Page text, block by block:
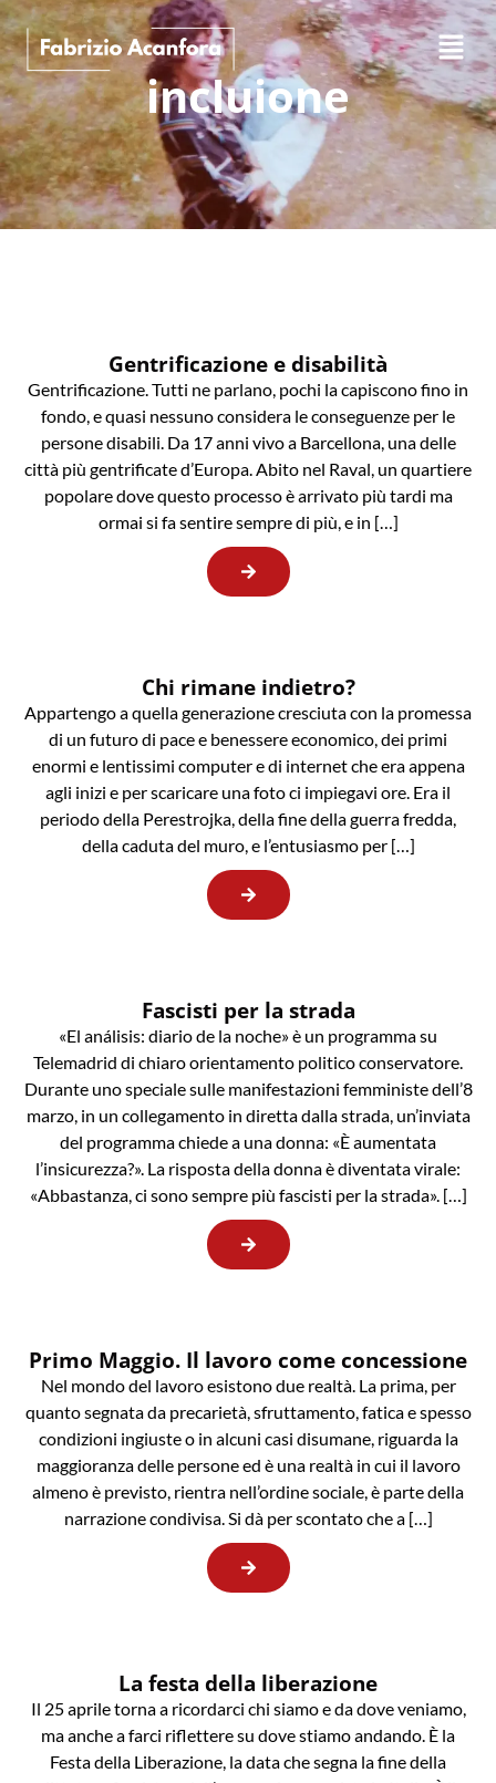
incluione
Gentrificazione e disabilità
Gentrificazione. Tutti ne parlano, pochi la capiscono fino in
fondo, e quasi nessuno considera le conseguenze per le
persone disabili. Da 17 anni vivo a Barcellona, una delle
città più gentrificate d’Europa. Abito nel Raval, un quartiere
popolare dove questo processo è arrivato più tardi ma
ormai si fa sentire sempre di più, e in […]
Chi rimane indietro?
Appartengo a quella generazione cresciuta con la promessa
di un futuro di pace e benessere economico, dei primi
enormi e lentissimi computer e di internet che era appena
agli inizi e per scaricare una foto ci impiegavi ore. Era il
periodo della Perestrojka, della fine della guerra fredda,
della caduta del muro, e l’entusiasmo per […]
Fascisti per la strada
«El análisis: diario de la noche» è un programma su
Telemadrid di chiaro orientamento politico conservatore.
Durante uno speciale sulle manifestazioni femministe dell’8
marzo, in un collegamento in diretta dalla strada, un’inviata
del programma chiede a una donna: «È aumentata
l’insicurezza?». La risposta della donna è diventata virale:
«Abbastanza, ci sono sempre più fascisti per la strada». […]
Primo Maggio. Il lavoro come concessione
Nel mondo del lavoro esistono due realtà. La prima, per
quanto segnata da precarietà, sfruttamento, fatica e spesso
condizioni ingiuste o in alcuni casi disumane, riguarda la
maggioranza delle persone ed è una realtà in cui il lavoro
almeno è previsto, rientra nell’ordine sociale, è parte della
narrazione condivisa. Si dà per scontato che a […]
La festa della liberazione
Il 25 aprile torna a ricordarci chi siamo e da dove veniamo,
ma anche a farci riflettere su dove stiamo andando. È la
Festa della Liberazione, la data che segna la fine della